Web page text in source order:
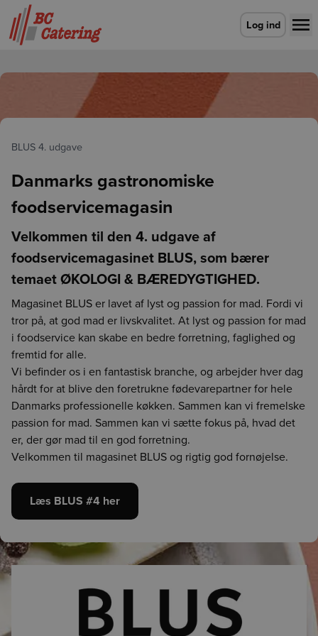
Gå til forsiden
Log ind
BLUS 4. udgave
Danmarks gastronomiske
foodservicemagasin
Velkommen til den 4. udgave af
foodservicemagasinet BLUS, som bærer
temaet ØKOLOGI & BÆREDYGTIGHED.
Magasinet BLUS er lavet af lyst og passion for mad. Fordi vi
tror på, at god mad er livskvalitet. At lyst og passion for mad
i foodservice kan skabe en bedre forretning, faglighed og
fremtid for alle.
Vi befinder os i en fantastisk branche, og arbejder hver dag
hårdt for at blive den foretrukne fødevarepartner for hele
Danmarks professionelle køkken. Sammen kan vi fremelske
passion for mad. Sammen kan vi sætte fokus på, hvad det
er, der gør mad til en god forretning.
Velkommen til magasinet BLUS og rigtig god fornøjelse.
Læs BLUS #4 her